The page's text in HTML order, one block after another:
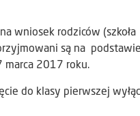
wniosek rodziców (szkoła
są na podstawie
marca 2017 roku.
do klasy pierwszej